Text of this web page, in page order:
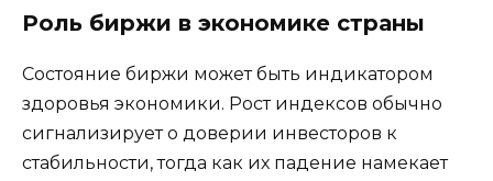
Роль биржи в экономике страны
Состояние биржи может быть индикатором
здоровья экономики. Рост индексов обычно
сигнализирует о доверии инвесторов к
стабильности, тогда как их падение намекает